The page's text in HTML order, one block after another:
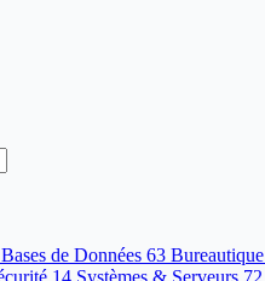
Bases de Données 63 Bureautique